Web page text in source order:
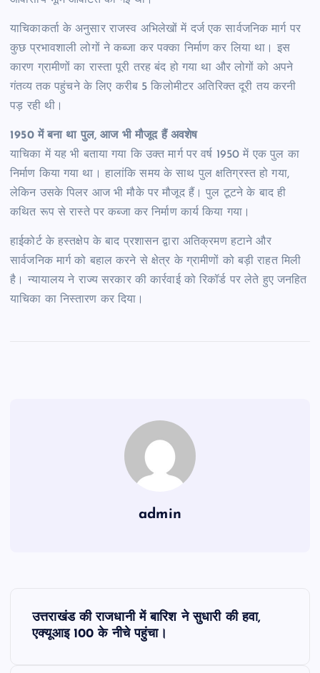
याचिकाकर्ता के अनुसार राजस्व अभिलेखों में दर्ज एक सार्वजनिक मार्ग पर
कुछ प्रभावशाली लोगों ने कब्जा कर पक्का निर्माण कर लिया था। इस
कारण ग्रामीणों का रास्ता पूरी तरह बंद हो गया था और लोगों को अपने
गंतव्य तक पहुंचने के लिए करीब 5 किलोमीटर अतिरिक्त दूरी तय करनी
पड़ रही थी।
1950 में बना था पुल, आज भी मौजूद हैं अवशेष
याचिका में यह भी बताया गया कि उक्त मार्ग पर वर्ष 1950 में एक पुल का
निर्माण किया गया था। हालांकि समय के साथ पुल क्षतिग्रस्त हो गया,
लेकिन उसके पिलर आज भी मौके पर मौजूद हैं। पुल टूटने के बाद ही
कथित रूप से रास्ते पर कब्जा कर निर्माण कार्य किया गया।
हाईकोर्ट के हस्तक्षेप के बाद प्रशासन द्वारा अतिक्रमण हटाने और
सार्वजनिक मार्ग को बहाल करने से क्षेत्र के ग्रामीणों को बड़ी राहत मिली
है। न्यायालय ने राज्य सरकार की कार्रवाई को रिकॉर्ड पर लेते हुए जनहित
याचिका का निस्तारण कर दिया।
admin
उत्तराखंड की राजधानी में बारिश ने सुधारी की हवा,
एक्यूआइ 100 के नीचे पहुंचा।